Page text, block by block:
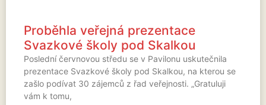
Proběhla veřejná prezentace
Svazkové školy pod Skalkou
Poslední červnovou středu se v Pavilonu uskutečnila
prezentace Svazkové školy pod Skalkou, na kterou se
zašlo podívat 30 zájemců z řad veřejnosti. „Gratuluji
vám k tomu,